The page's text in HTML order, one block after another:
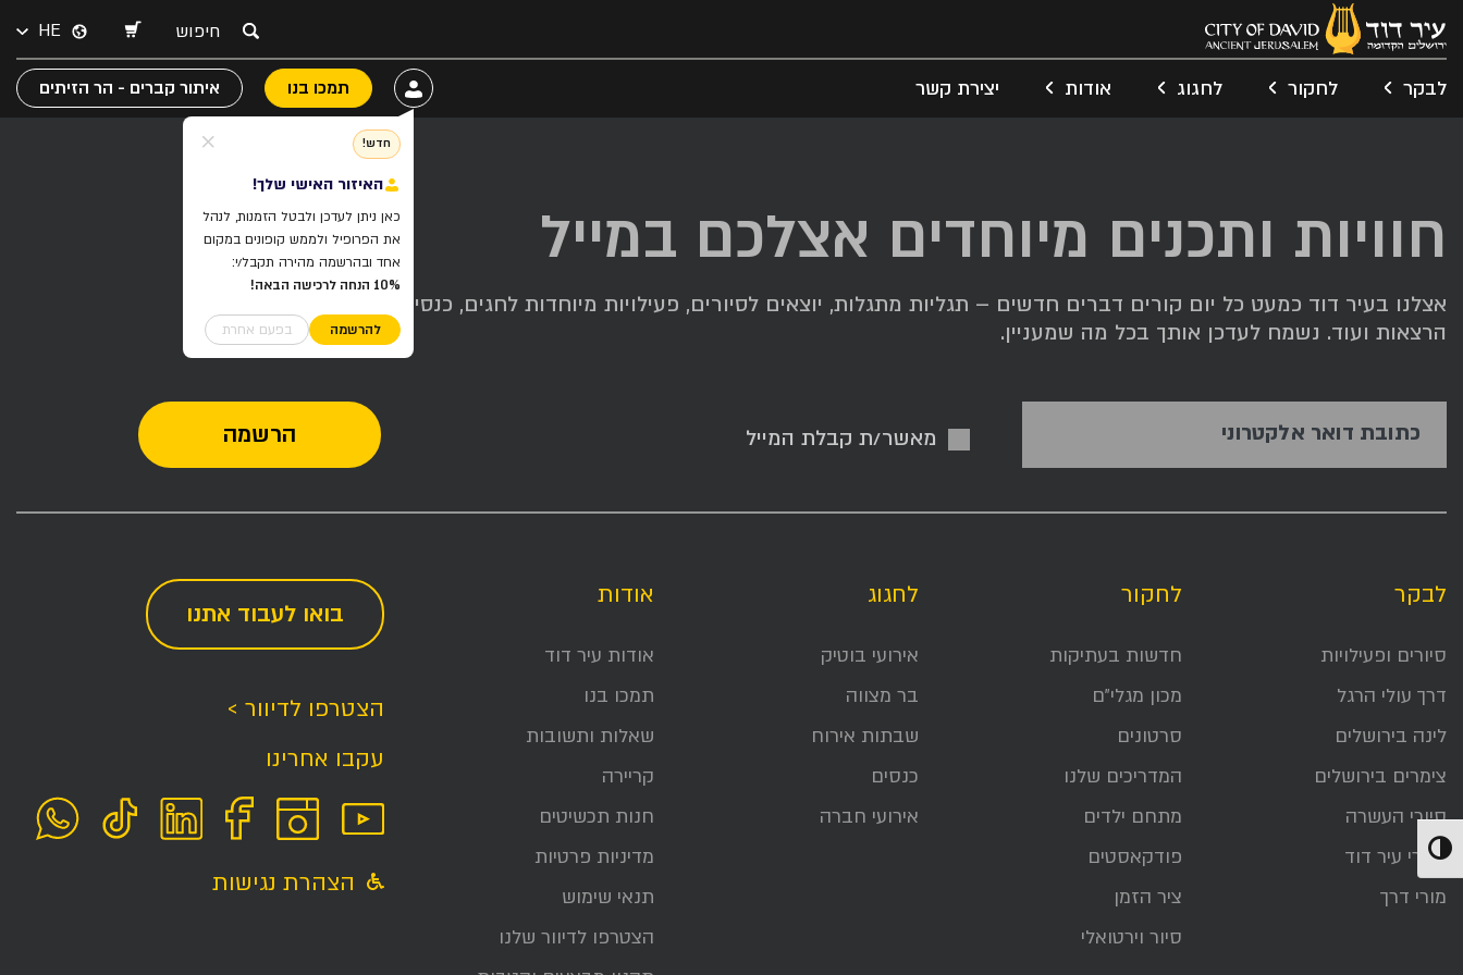
הפעל/כבה ניגודיות גבוהה
HE
לבקר לחקור לחגוג אודות יצירת קשר
חדש!
האיזור האישי שלך!
כאן ניתן לעדכן ולבטל הזמנות, לנהל
את הפרופיל ולממש קופונים במקום
אחד ובהרשמה מהירה תקבל/י:
10% הנחה לרכישה הבאה!
להרשמה בפעם אחרת
תמכו בנו איתור קברים - הר הזיתים
חוויות ותכנים מיוחדים אצלכם במייל
אצלנו בעיר דוד כמעט כל יום קורים דברים חדשים – תגליות מתגלות, יוצאים לסיורים, פעילויות מיוחדות לחגים, כנסים,
הרצאות ועוד. נשמח לעדכן אותך בכל מה שמעניין.
כתובת דואר אלקטרוני מאשר/ת קבלת המייל
לבקר
סיורים ופעילויות
דרך עולי הרגל
לינה בירושלים
צימרים בירושלים
סיורי העשרה
אתרי עיר דוד
מורי דרך
לחקור
חדשות בעתיקות
מכון מגלי״ם
סרטונים
המדריכים שלנו
מתחם ילדים
פודקאסטים
ציר הזמן
סיור וירטואלי
לחגוג
אירועי בוטיק
בר מצווה
שבתות אירוח
כנסים
אירועי חברה
אודות
אודות עיר דוד
תמכו בנו
שאלות ותשובות
קריירה
חנות תכשיטים
מדיניות פרטיות
תנאי שימוש
הצטרפו לדיוור שלנו
בואו לעבוד אתנו
הצטרפו לדיוור >
עקבו אחרינו
הצהרת נגישות